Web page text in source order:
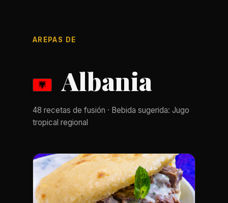
AREPAS DE
Albania
48 recetas de fusión · Bebida sugerida: Jugo
tropical regional